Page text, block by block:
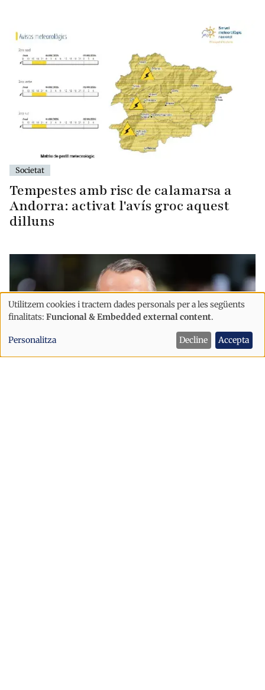
Societat
Tempestes amb risc de calamarsa a
Andorra: activat l'avís groc aquest
dilluns
Ús
de
dades
Utilitzem cookies i tractem dades personals per a les següents
finalitats: Funcional & Embedded external content.
Personalitza Decline Accepta